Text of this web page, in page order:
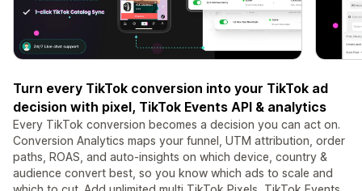
Turn every TikTok conversion into your TikTok ad
decision with pixel, TikTok Events API & analytics
Every TikTok conversion becomes a decision you can act on.
Conversion Analytics maps your funnel, UTM attribution, order
paths, ROAS, and auto-insights on which device, country &
audience convert best, so you know which ads to scale and